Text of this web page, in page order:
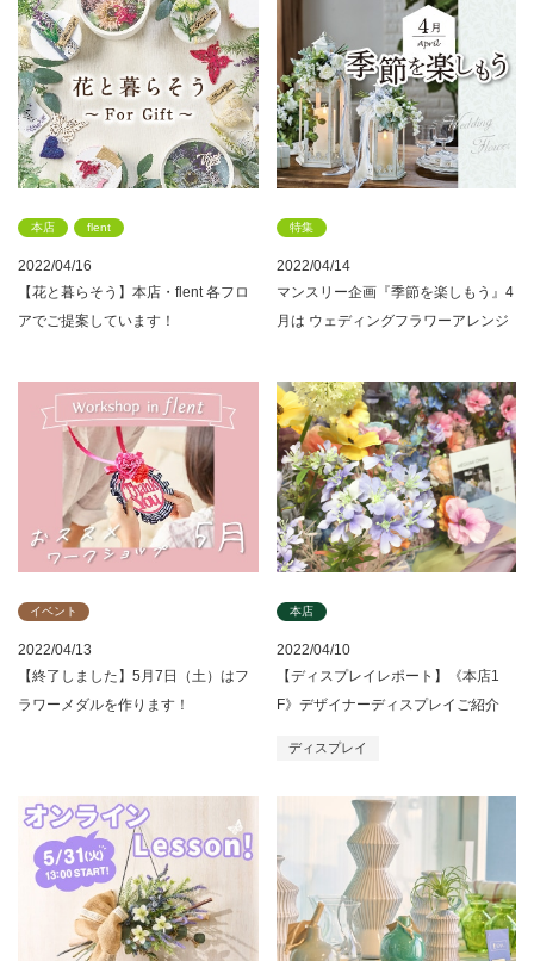
2022/04/16
本店 flent
【花と暮らそう】本店・flent 各フロ
アでご提案しています！
2022/04/14
特集
マンスリー企画『季節を楽しもう』4
月は ウェディングフラワーアレンジ
2022/04/13
イベント
【終了しました】5月7日（土）はフ
ラワーメダルを作ります！
2022/04/10
本店
【ディスプレイレポート】《本店1
F》デザイナーディスプレイご紹介
ディスプレイ